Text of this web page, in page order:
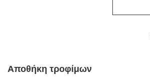
Αποθήκη τροφίμων